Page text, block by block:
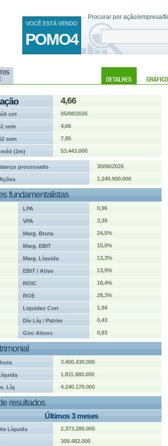
Procurar por ação/empresa/fii
VOCÊ ESTÁ VENDO
POMO4
4,66
cot 05/08/2026
sem 4,66
sem 7,95
(2m) 53.443.000
processado 30/06/2026
1.249.900.000
fundamentalistas
LPA 0,96
VPA 3,39
Marg. Bruta 24,5%
Marg. EBIT 15,0%
Marg. Líquida 13,3%
EBIT / Ativo 13,9%
ROIC 18,4%
ROE 28,3%
Liquidez Corr 1,94
Dív Líq / Patrim 0,43
Giro Ativos 0,93
3.400.430.000
1.811.980.000
Líq 4.240.170.000
resultados
Últimos 3 meses
Líquida 2.373.280.000
309.482.000